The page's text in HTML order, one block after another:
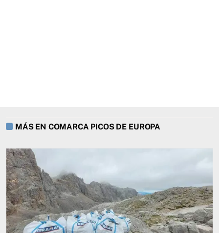
MÁS EN COMARCA PICOS DE EUROPA